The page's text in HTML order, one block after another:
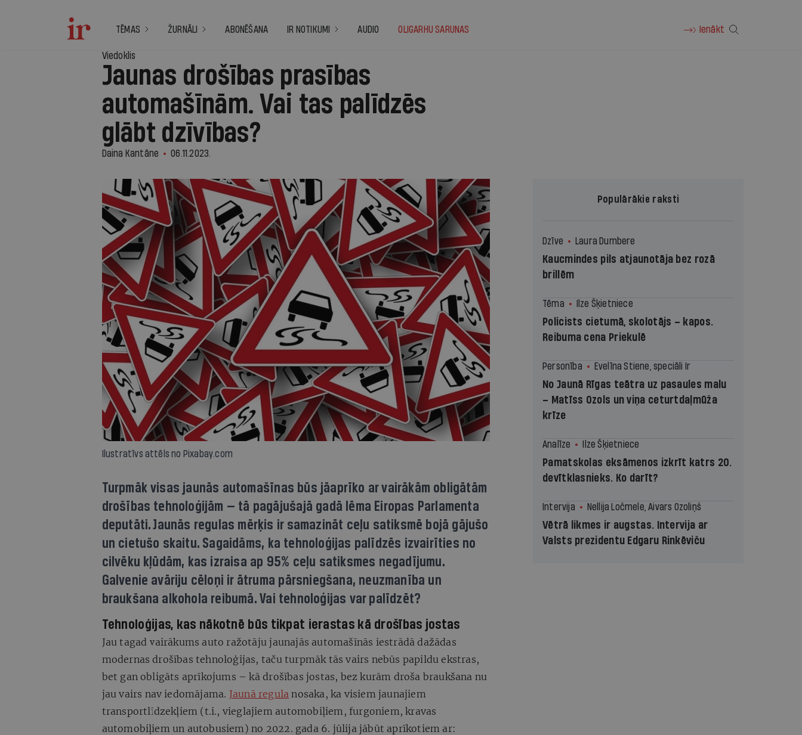
TĒMAS ŽURNĀLI ABONĒŠANA IR NOTIKUMI AUDIO OLIGARHU SARUNAS Ienākt
Viedoklis
Jaunas drošības prasības
automašīnām. Vai tas palīdzēs
glābt dzīvības?
Daina Kantāne 06.11.2023.
Ilustratīvs attēls no Pixabay.com
Turpmāk visas jaunās automašīnas būs jāaprīko ar vairākām obligātām
drošības tehnoloģijām — tā pagājušajā gadā lēma Eiropas Parlamenta
deputāti. Jaunās regulas mērķis ir samazināt ceļu satiksmē bojā gājušo
un cietušo skaitu. Sagaidāms, ka tehnoloģijas palīdzēs izvairīties no
cilvēku kļūdām, kas izraisa ap 95% ceļu satiksmes negadījumu.
Galvenie avāriju cēloņi ir ātruma pārsniegšana, neuzmanība un
braukšana alkohola reibumā. Vai tehnoloģijas var palīdzēt?
Tehnoloģijas, kas nākotnē būs tikpat ierastas kā drošības jostas
Jau tagad vairākums auto ražotāju jaunajās automašīnās iestrādā dažādas
modernas drošības tehnoloģijas, taču turpmāk tās vairs nebūs papildu ekstras,
bet gan obligāts aprīkojums – kā drošības jostas, bez kurām droša braukšana nu
jau vairs nav iedomājama. Jaunā regula nosaka, ka visiem jaunajiem
transportlīdzekļiem (t.i., vieglajiem automobiļiem, furgoniem, kravas
automobiļiem un autobusiem) no 2022. gada 6. jūlija jābūt aprīkotiem ar:
Populārākie raksti
Dzīve Laura Dumbere
Kaucmindes pils atjaunotāja bez rozā
brillēm
Tēma Ilze Šķietniece
Policists cietumā, skolotājs – kapos.
Reibuma cena Priekulē
Personība Evelīna Stiene, speciāli Ir
No Jaunā Rīgas teātra uz pasaules malu
– Matīss Ozols un viņa ceturtdaļmūža
krīze
Analīze Ilze Šķietniece
Pamatskolas eksāmenos izkrīt katrs 20.
devītklasnieks. Ko darīt?
Intervija Nellija Ločmele, Aivars Ozoliņš
Vētrā likmes ir augstas. Intervija ar
Valsts prezidentu Edgaru Rinkēviču